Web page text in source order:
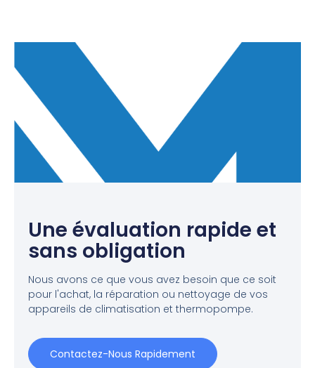
Une évaluation rapide et
sans obligation
Nous avons ce que vous avez besoin que ce soit
pour l'achat, la réparation ou nettoyage de vos
appareils de climatisation et thermopompe.
Contactez-Nous Rapidement